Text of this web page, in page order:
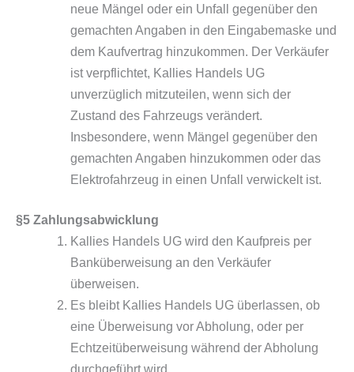
neue Mängel oder ein Unfall gegenüber den
gemachten Angaben in den Eingabemaske und
dem Kaufvertrag hinzukommen. Der Verkäufer
ist verpflichtet, Kallies Handels UG
unverzüglich mitzuteilen, wenn sich der
Zustand des Fahrzeugs verändert.
Insbesondere, wenn Mängel gegenüber den
gemachten Angaben hinzukommen oder das
Elektrofahrzeug in einen Unfall verwickelt ist.
§5 Zahlungsabwicklung
Kallies Handels UG wird den Kaufpreis per
Banküberweisung an den Verkäufer
überweisen.
Es bleibt Kallies Handels UG überlassen, ob
eine Überweisung vor Abholung, oder per
Echtzeitüberweisung während der Abholung